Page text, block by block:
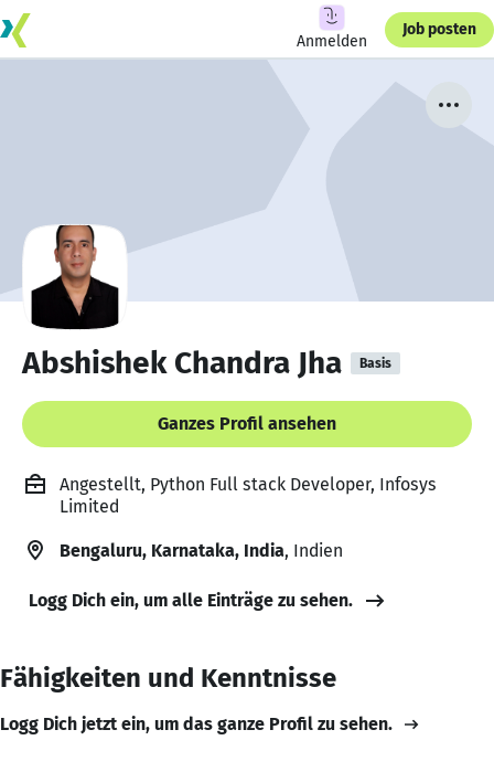
Anmelden
Job posten
Abshishek Chandra Jha Basis
Ganzes Profil ansehen
Angestellt, Python Full stack Developer, Infosys
Limited
Bengaluru, Karnataka, India, Indien
Logg Dich ein, um alle Einträge zu sehen.
Fähigkeiten und Kenntnisse
Logg Dich jetzt ein, um das ganze Profil zu sehen.